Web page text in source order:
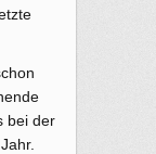
bei der